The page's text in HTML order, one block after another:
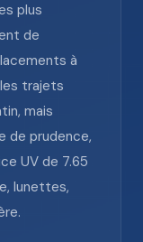
plus
de
à
trajets
mais
de prudence,
UV de 7.65
lunettes,